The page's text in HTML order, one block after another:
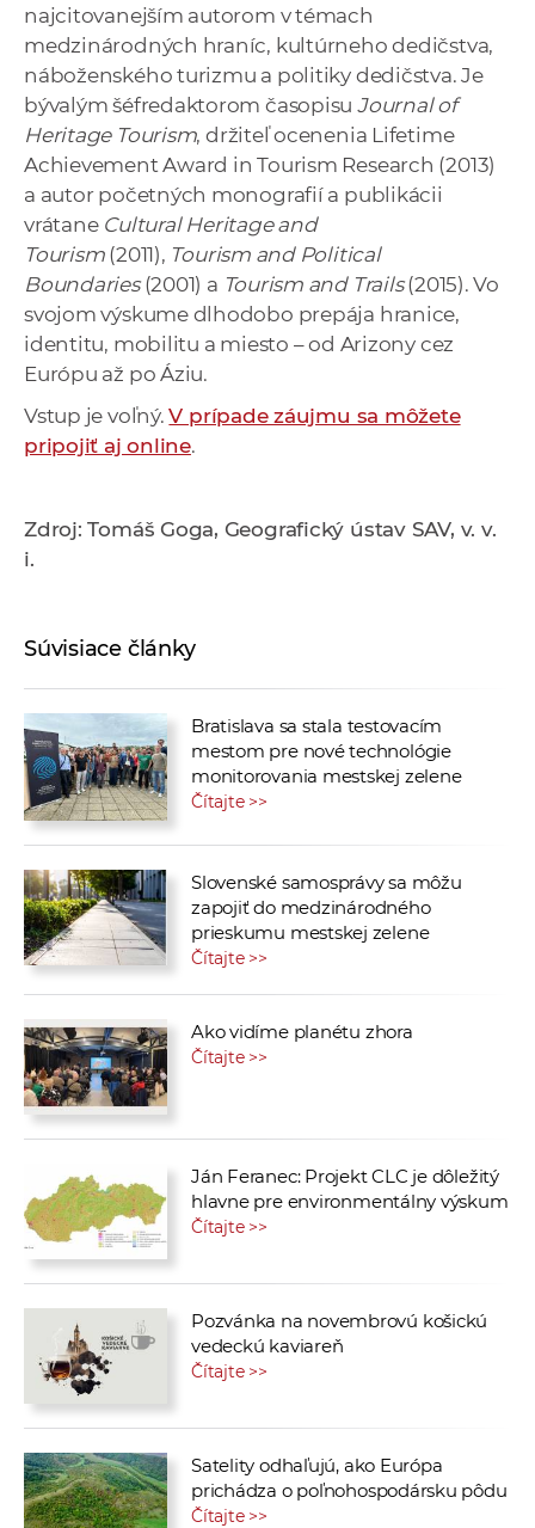
najcitovanejším autorom v témach
medzinárodných hraníc, kultúrneho dedičstva,
náboženského turizmu a politiky dedičstva. Je
bývalým šéfredaktorom časopisuJournal of
Heritage Tourism, držiteľ ocenenia Lifetime
Achievement Award in Tourism Research (2013)
a autor početných monografií a publikácii
vrátane Cultural Heritage and
Tourism(2011), Tourism and Political
Boundaries(2001) a Tourism and Trails(2015). Vo
svojom výskume dlhodobo prepája hranice,
identitu, mobilitu a miesto – od Arizony cez
Európu až po Áziu.
Vstup je voľný.V prípade záujmu sa môžete
pripojiť aj online.
Zdroj: Tomáš Goga, Geografický ústav SAV, v. v.
i.
Súvisiace články
Bratislava sa stala testovacím
mestom pre nové technológie
monitorovania mestskej zelene
Čítajte >>
Slovenské samosprávy sa môžu
zapojiť do medzinárodného
prieskumu mestskej zelene
Čítajte >>
Ako vidíme planétu zhora
Čítajte >>
Ján Feranec: Projekt CLC je dôležitý
hlavne pre environmentálny výskum
Čítajte >>
Pozvánka na novembrovú košickú
vedeckú kaviareň
Čítajte >>
Satelity odhaľujú, ako Európa
prichádza o poľnohospodársku pôdu
Čítajte >>